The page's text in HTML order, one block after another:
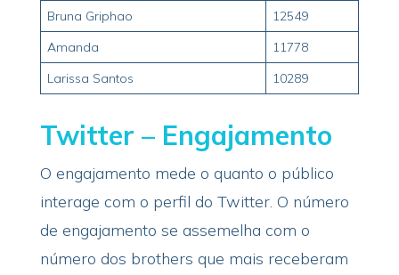
Bruna Griphao
12549
Amanda
11778
Larissa Santos
10289
Twitter – Engajamento
O engajamento mede o quanto o público
interage com o perfil do Twitter. O número
de engajamento se assemelha com o
número dos brothers que mais receberam